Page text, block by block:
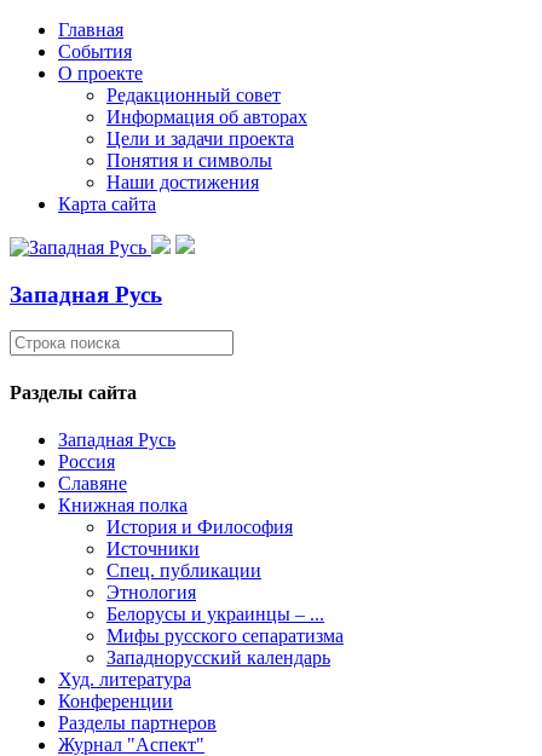
Главная
События
О проекте
Редакционный совет
Информация об авторах
Цели и задачи проекта
Понятия и символы
Наши достижения
Карта сайта
Западная Русь
Разделы сайта
Западная Русь
Россия
Славяне
Книжная полка
История и Философия
Источники
Спец. публикации
Этнология
Белорусы и украинцы – ...
Мифы русского сепаратизма
Западнорусский календарь
Худ. литература
Конференции
Разделы партнеров
Журнал "Аспект"